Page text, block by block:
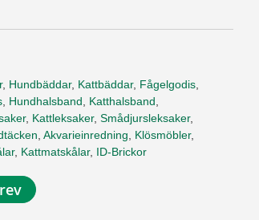
, Hundbäddar, Kattbäddar, Fågelgodis
Hundhalsband Katthalsband
, Kattleksaker, Smådjursleksaker,
Akvarieinredning Klösmöbler,
, Kattmatskålar, ID-Brickor